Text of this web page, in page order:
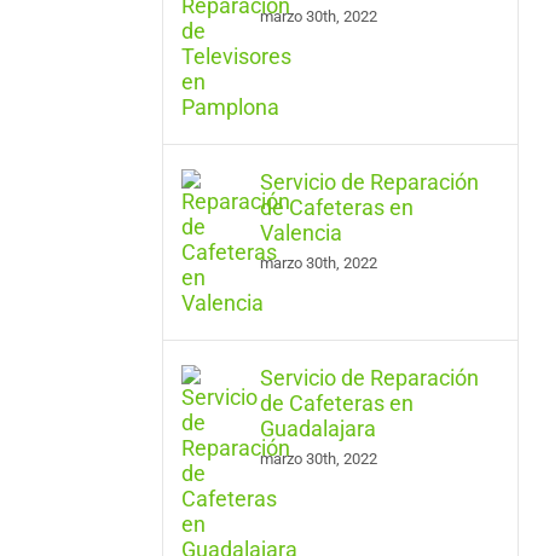
marzo 30th, 2022
Servicio de Reparación
de Cafeteras en
Valencia
marzo 30th, 2022
Servicio de Reparación
de Cafeteras en
Guadalajara
marzo 30th, 2022